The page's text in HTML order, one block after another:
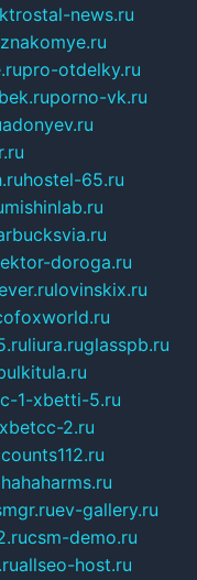
news.ru
pro-otdelky.ru
porno-vk.ru
adonyev.ru
hostel-65.ru
mishinlab.ru
doroga.ru
lovinskix.ru
liura.ruglasspb.ru
1-xbetti-5.ru
2.ru
ev-gallery.ru
csm-demo.ru
allseo-host.ru